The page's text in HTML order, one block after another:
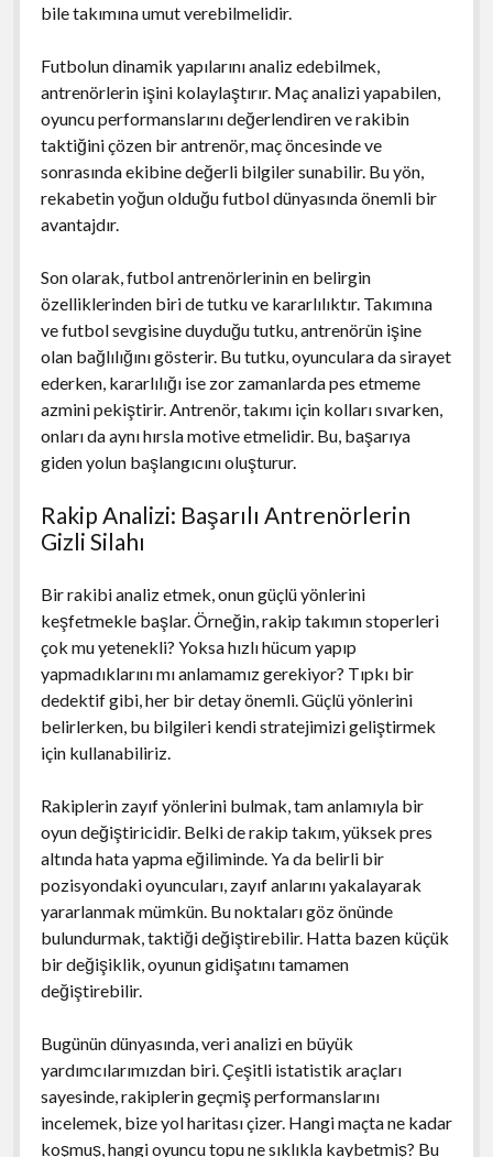
bile takımına umut verebilmelidir.
Futbolun dinamik yapılarını analiz edebilmek,
antrenörlerin işini kolaylaştırır. Maç analizi yapabilen,
oyuncu performanslarını değerlendiren ve rakibin
taktiğini çözen bir antrenör, maç öncesinde ve
sonrasında ekibine değerli bilgiler sunabilir. Bu yön,
rekabetin yoğun olduğu futbol dünyasında önemli bir
avantajdır.
Son olarak, futbol antrenörlerinin en belirgin
özelliklerinden biri de tutku ve kararlılıktır. Takımına
ve futbol sevgisine duyduğu tutku, antrenörün işine
olan bağlılığını gösterir. Bu tutku, oyunculara da sirayet
ederken, kararlılığı ise zor zamanlarda pes etmeme
azmini pekiştirir. Antrenör, takımı için kolları sıvarken,
onları da aynı hırsla motive etmelidir. Bu, başarıya
giden yolun başlangıcını oluşturur.
Rakip Analizi: Başarılı Antrenörlerin
Gizli Silahı
Bir rakibi analiz etmek, onun güçlü yönlerini
keşfetmekle başlar. Örneğin, rakip takımın stoperleri
çok mu yetenekli? Yoksa hızlı hücum yapıp
yapmadıklarını mı anlamamız gerekiyor? Tıpkı bir
dedektif gibi, her bir detay önemli. Güçlü yönlerini
belirlerken, bu bilgileri kendi stratejimizi geliştirmek
için kullanabiliriz.
Rakiplerin zayıf yönlerini bulmak, tam anlamıyla bir
oyun değiştiricidir. Belki de rakip takım, yüksek pres
altında hata yapma eğiliminde. Ya da belirli bir
pozisyondaki oyuncuları, zayıf anlarını yakalayarak
yararlanmak mümkün. Bu noktaları göz önünde
bulundurmak, taktiği değiştirebilir. Hatta bazen küçük
bir değişiklik, oyunun gidişatını tamamen
değiştirebilir.
Bugünün dünyasında, veri analizi en büyük
yardımcılarımızdan biri. Çeşitli istatistik araçları
sayesinde, rakiplerin geçmiş performanslarını
incelemek, bize yol haritası çizer. Hangi maçta ne kadar
koşmuş, hangi oyuncu topu ne sıklıkla kaybetmiş? Bu